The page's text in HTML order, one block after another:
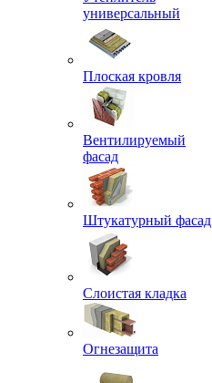
универсальный
Плоская кровля
Вентилируемый
фасад
Штукатурный фасад
Слоистая кладка
Огнезащита